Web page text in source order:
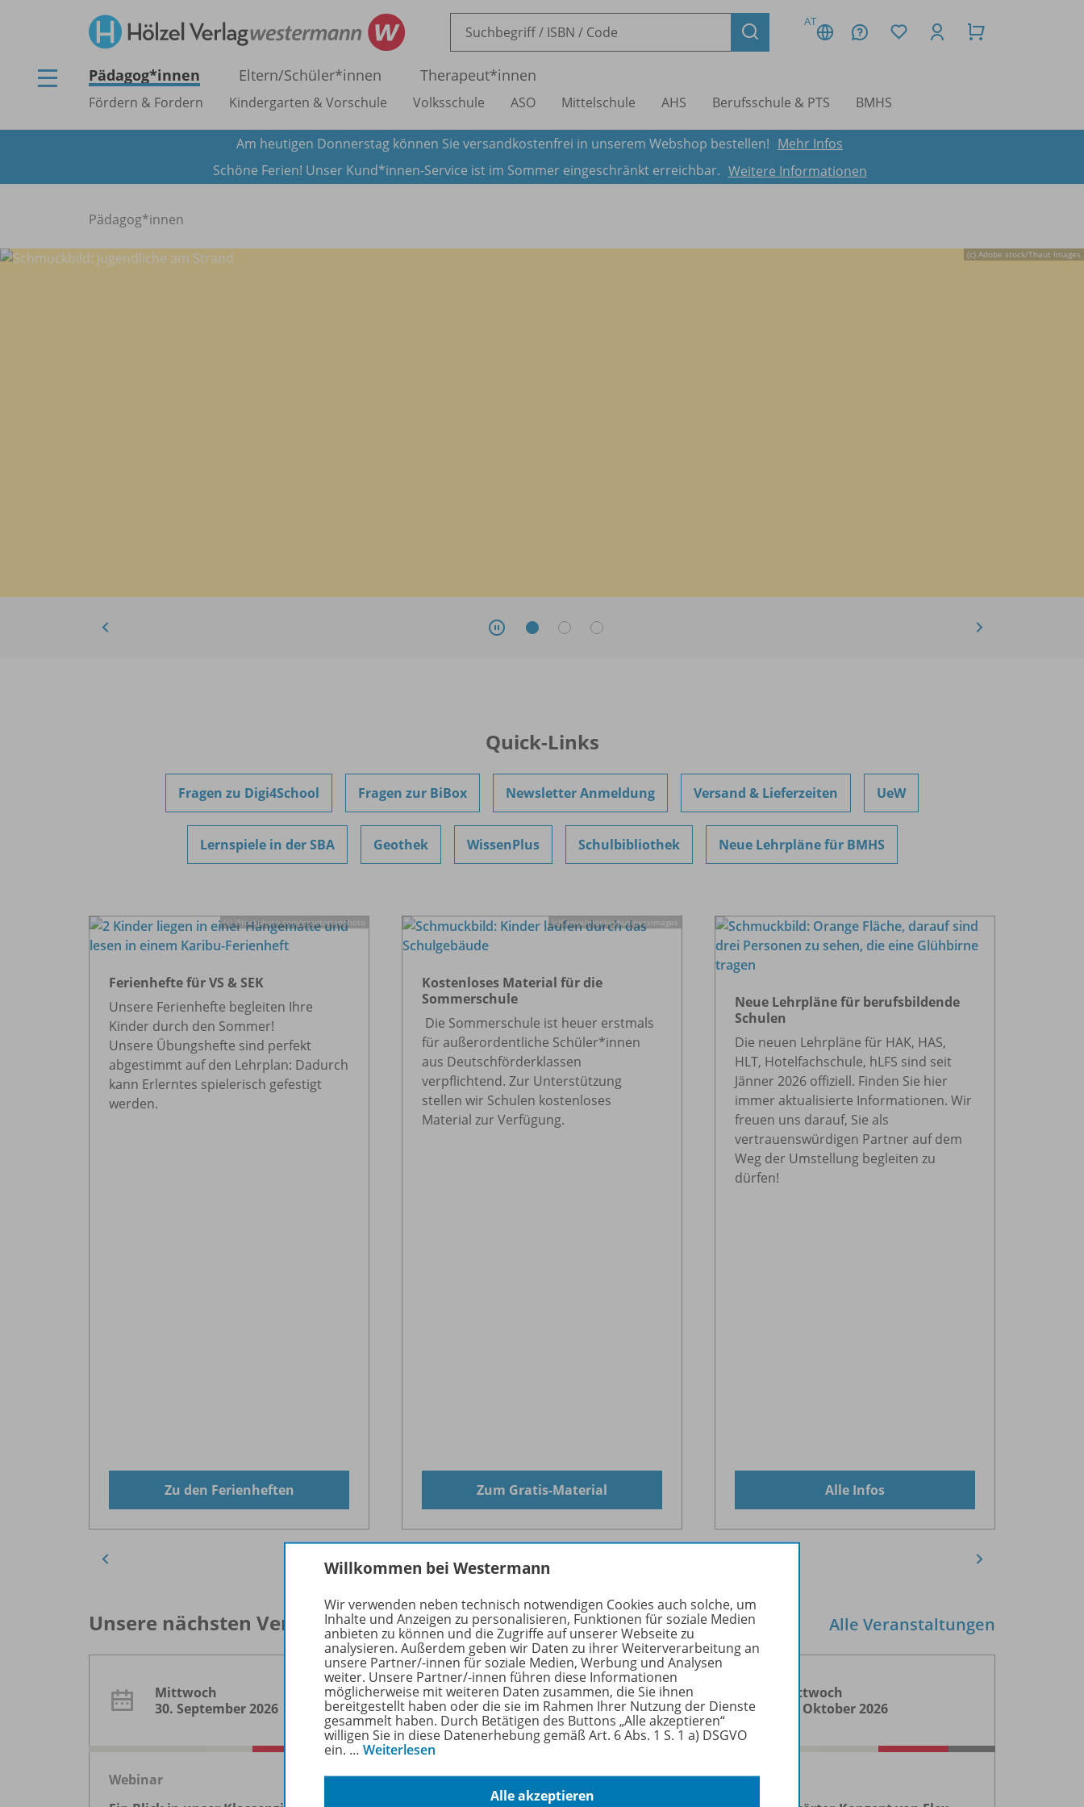
AT
Pädagog*innen Eltern/Schüler*innen Therapeut*innen
Fördern & Fordern Kindergarten & Vorschule Volksschule ASO Mittelschule AHS Berufsschule & PTS BMHS
Am heutigen Donnerstag können Sie versandkostenfrei in unserem Webshop bestellen! Mehr Infos
Schöne Ferien! Unser Kund*innen-Service ist im Sommer eingeschränkt erreichbar. Weitere Informationen
Pädagog*innen
(c) Adobe.stock/Thaut Images
Quick-Links
Fragen zu Digi4School Fragen zur BiBox Newsletter Anmeldung Versand & Lieferzeiten UeW
Lernspiele in der SBA Geothek WissenPlus Schulbibliothek Neue Lehrpläne für BMHS
(c) iStockphoto.com/praetorianphoto
Ferienhefte für VS & SEK
Unsere Ferienhefte begleiten Ihre
Kinder durch den Sommer!
Unsere Übungshefte sind perfekt
abgestimmt auf den Lehrplan: Dadurch
kann Erlerntes spielerisch gefestigt
werden.
Zu den Ferienheften
(c)Canva/monkeybusinessimages
Kostenloses Material für die
Sommerschule
Die Sommerschule ist heuer erstmals
für außerordentliche Schüler*innen
aus Deutschförderklassen
verpflichtend. Zur Unterstützung
stellen wir Schulen kostenloses
Material zur Verfügung.
Zum Gratis-Material
Neue Lehrpläne für berufsbildende
Schulen
Die neuen Lehrpläne für HAK, HAS,
HLT, Hotelfachschule, hLFS sind seit
Jänner 2026 offiziell. Finden Sie hier
immer aktualisierte Informationen. Wir
freuen uns darauf, Sie als
vertrauenswürdigen Partner auf dem
Weg der Umstellung begleiten zu
dürfen!
Alle Infos
Unsere nächsten Veranstaltungen Alle Veranstaltungen
Mittwoch
30. September 2026
Webinar
Mittwoch
07. Oktober 2026
Webinar
Mittwoch
14. Oktober 2026
Webinar
Willkommen bei Westermann
Wir verwenden neben technisch notwendigen Cookies auch solche, um
Inhalte und Anzeigen zu personalisieren, Funktionen für soziale Medien
anbieten zu können und die Zugriffe auf unserer Webseite zu
analysieren. Außerdem geben wir Daten zu ihrer Weiterverarbeitung an
unsere Partner/-innen für soziale Medien, Werbung und Analysen
weiter. Unsere Partner/-innen führen diese Informationen
möglicherweise mit weiteren Daten zusammen, die Sie ihnen
bereitgestellt haben oder die sie im Rahmen Ihrer Nutzung der Dienste
gesammelt haben. Durch Betätigen des Buttons „Alle akzeptieren“
willigen Sie in diese Datenerhebung gemäß Art. 6 Abs. 1 S. 1 a) DSGVO
ein. … Weiterlesen
Alle akzeptieren